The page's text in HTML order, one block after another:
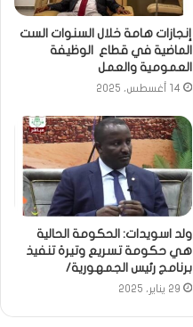
إنجازات هامة خلال السنوات الست
الماضية في قطاع الوظيفة
العمومية والعمل
14 أغسطس، 2025
ولد اسويدات: الحكومة الحالية
هي حكومة تسريع وتيرة تنفيذ
برنامج رئيس الجمهورية/
29 يناير، 2025